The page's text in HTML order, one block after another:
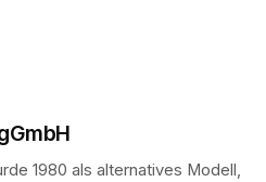
1980 als alternatives Modell,